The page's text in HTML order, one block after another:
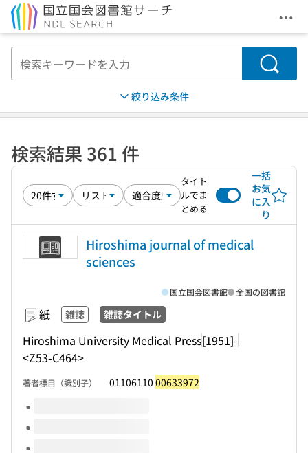
メ
検索
絞り込み条件
検索結果 361 件
タイト
ルでま
とめる
一括
お気
に入
り
Hiroshima journal of medical
sciences
紙 雑誌 雑誌タイトル
Hiroshima University Medical Press[1951]-
<Z53-C464>
国立国会図書館 全国の図書館
著者標目（識別子） 01106110 00633972
このタイトルの巻号